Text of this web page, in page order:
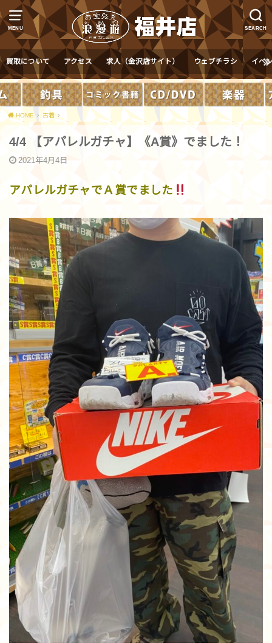
MENU SEARCH
買取について アクセス 求人（金沢店サイト） ウェブチラシ イベ
HOME 古着
4/4 【アパレルガチャ】《A賞》でました！
2021年4月4日
アパレルガチャでＡ賞でました